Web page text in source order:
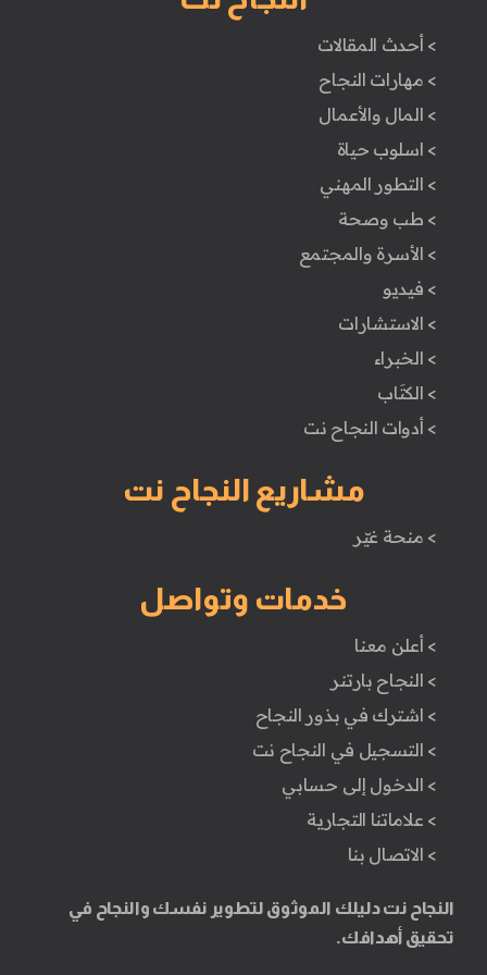
> أحدث المقالات
> مهارات النجاح
> المال والأعمال
> اسلوب حياة
> التطور المهني
> طب وصحة
> الأسرة والمجتمع
> فيديو
> الاستشارات
> الخبراء
> الكتَاب
> أدوات النجاح نت
مشاريع النجاح نت
> منحة غيّر
خدمات وتواصل
> أعلن معنا
> النجاح بارتنر
> اشترك في بذور النجاح
> التسجيل في النجاح نت
> الدخول إلى حسابي
> علاماتنا التجارية
> الاتصال بنا
النجاح نت دليلك الموثوق لتطوير نفسك والنجاح في
تحقيق أهدافك.